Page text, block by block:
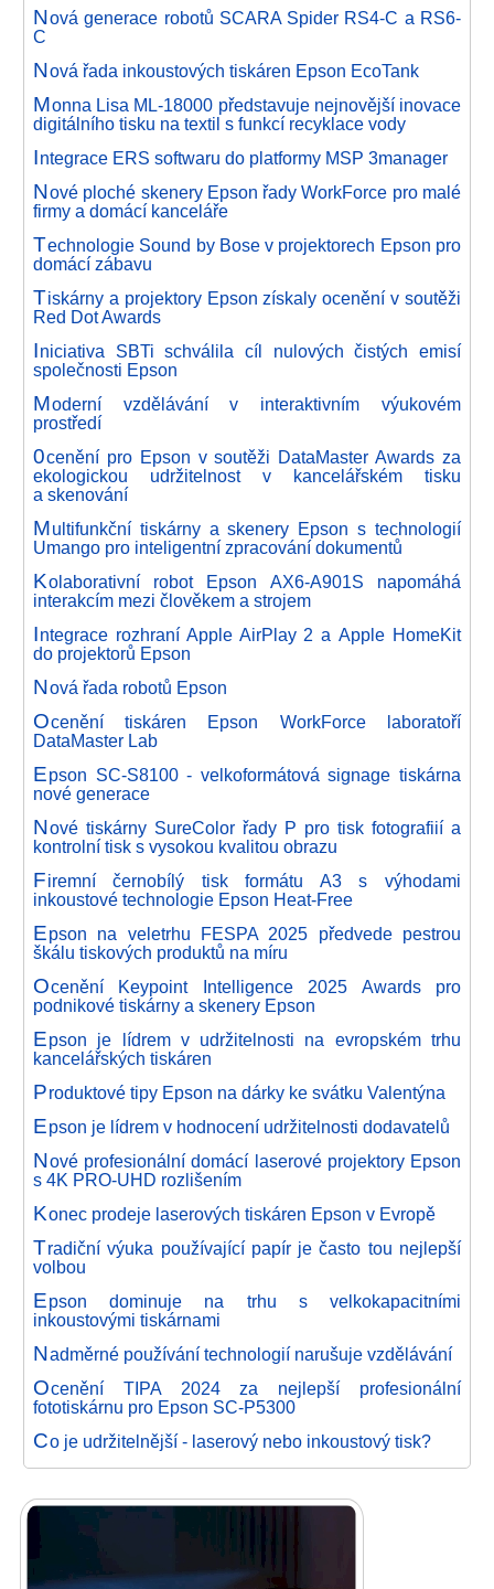
Nová generace robotů SCARA Spider RS4-C a RS6-
C
Nová řada inkoustových tiskáren Epson EcoTank
Monna Lisa ML-18000 představuje nejnovější inovace
digitálního tisku na textil s funkcí recyklace vody
Integrace ERS softwaru do platformy MSP 3manager
Nové ploché skenery Epson řady WorkForce pro malé
firmy a domácí kanceláře
Technologie Sound by Bose v projektorech Epson pro
domácí zábavu
Tiskárny a projektory Epson získaly ocenění v soutěži
Red Dot Awards
Iniciativa SBTi schválila cíl nulových čistých emisí
společnosti Epson
Moderní vzdělávání v interaktivním výukovém
prostředí
0cenění pro Epson v soutěži DataMaster Awards za
ekologickou udržitelnost v kancelářském tisku
a skenování
Multifunkční tiskárny a skenery Epson s technologií
Umango pro inteligentní zpracování dokumentů
Kolaborativní robot Epson AX6-A901S napomáhá
interakcím mezi člověkem a strojem
Integrace rozhraní Apple AirPlay 2 a Apple HomeKit
do projektorů Epson
Nová řada robotů Epson
Ocenění tiskáren Epson WorkForce laboratoří
DataMaster Lab
Epson SC-S8100 - velkoformátová signage tiskárna
nové generace
Nové tiskárny SureColor řady P pro tisk fotografiií a
kontrolní tisk s vysokou kvalitou obrazu
Firemní černobílý tisk formátu A3 s výhodami
inkoustové technologie Epson Heat-Free
Epson na veletrhu FESPA 2025 předvede pestrou
škálu tiskových produktů na míru
Ocenění Keypoint Intelligence 2025 Awards pro
podnikové tiskárny a skenery Epson
Epson je lídrem v udržitelnosti na evropském trhu
kancelářských tiskáren
Produktové tipy Epson na dárky ke svátku Valentýna
Epson je lídrem v hodnocení udržitelnosti dodavatelů
Nové profesionální domácí laserové projektory Epson
s 4K PRO-UHD rozlišením
Konec prodeje laserových tiskáren Epson v Evropě
Tradiční výuka používající papír je často tou nejlepší
volbou
Epson dominuje na trhu s velkokapacitními
inkoustovými tiskárnami
Nadměrné používání technologií narušuje vzdělávání
Ocenění TIPA 2024 za nejlepší profesionální
fototiskárnu pro Epson SC-P5300
Co je udržitelnější - laserový nebo inkoustový tisk?